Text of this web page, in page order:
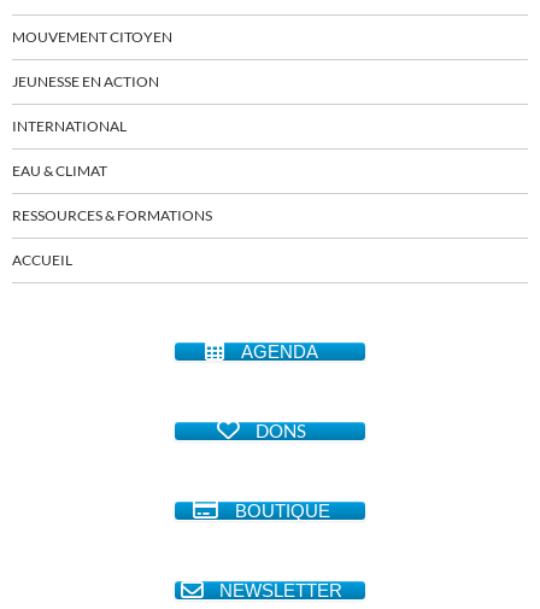
MOUVEMENT CITOYEN
JEUNESSE EN ACTION
INTERNATIONAL
EAU & CLIMAT
RESSOURCES & FORMATIONS
ACCUEIL
AGENDA
DONS
BOUTIQUE
NEWSLETTER